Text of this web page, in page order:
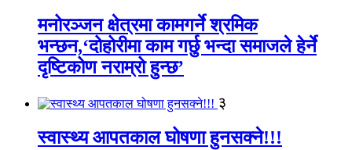
मनोरञ्जन क्षेत्रमा कामगर्ने श्रमिक
भन्छन,‘दोहोरीमा काम गर्छु भन्दा समाजले हेर्ने
दृष्टिकोण नराम्रो हुन्छ’
३
स्वास्थ्य आपतकाल घोषणा हुनसक्ने!!!